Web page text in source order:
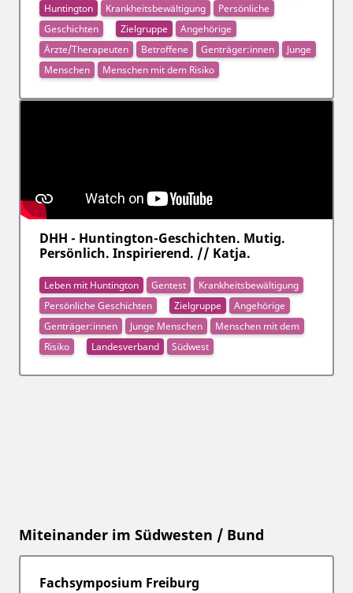
Huntington
Krankheitsbewältigung
Persönliche
Geschichten
Zielgruppe
Angehörige
Ärzte/Therapeuten
Betroffene Genträger:innen
Junge
Menschen
Menschen mit dem Risiko
DHH - Huntington-Geschichten. Mutig.
Persönlich. Inspirierend. // Katja.
Leben mit Huntington Gentest
Krankheitsbewältigung
Persönliche Geschichten
Zielgruppe
Angehörige
Genträger:innen
Junge Menschen
Menschen mit dem
Risiko
Landesverband Südwest
Miteinander im Südwesten / Bund
Fachsymposium Freiburg